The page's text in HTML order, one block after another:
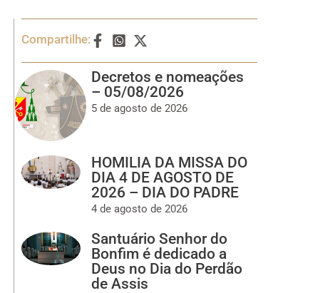
Compartilhe:
Decretos e nomeações
– 05/08/2026
5 de agosto de 2026
HOMILIA DA MISSA DO
DIA 4 DE AGOSTO DE
2026 – DIA DO PADRE
4 de agosto de 2026
Santuário Senhor do
Bonfim é dedicado a
Deus no Dia do Perdão
de Assis